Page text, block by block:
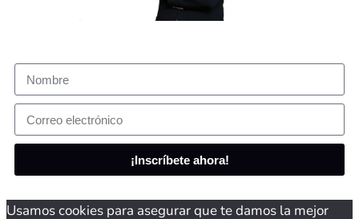
¡Inscríbete ahora!
Usamos cookies para asegurar que te damos la mejor